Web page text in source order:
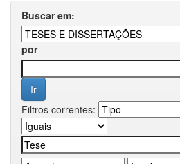
Buscar em:
por
Filtros correntes: